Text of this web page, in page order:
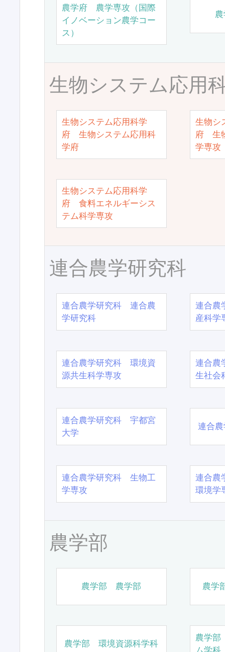
農学府 農学専攻（国際
イノベーション農学コー
ス）
生物システム応用
生物システム応用科学
府 生物システム応用科
学府
生物シ
府 生
学専攻
生物システム応用科学
府 食料エネルギーシス
テム科学専攻
連合農学研究科
連合農学研究科 連合農
学研究科
連合農
産科学
連合農学研究科 環境資
源共生科学専攻
連合農
生社会
連合農学研究科 宇都宮
大学
連合
連合農学研究科 生物工
学専攻
連合農
環境学
農学部
農学部 農学部 農学
農学部 環境資源科学科
農学